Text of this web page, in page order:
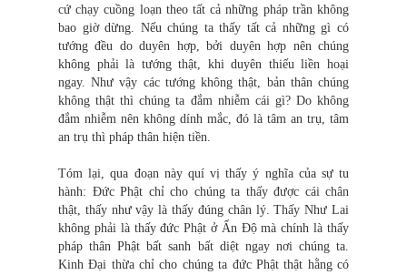
cứ chạy cuồng loạn theo tất cả những pháp trần không
bao giờ dừng. Nếu chúng ta thấy tất cả những gì có
tướng đều do duyên hợp, bởi duyên hợp nên chúng
không phải là tướng thật, khi duyên thiếu liền hoại
ngay. Như vậy các tướng không thật, bản thân chúng
không thật thì chúng ta đắm nhiễm cái gì? Do không
đắm nhiễm nên không dính mắc, đó là tâm an trụ, tâm
an trụ thì pháp thân hiện tiền.
Tóm lại, qua đoạn này quí vị thấy ý nghĩa của sự tu
hành: Đức Phật chỉ cho chúng ta thấy được cái chân
thật, thấy như vậy là thấy đúng chân lý. Thấy Như Lai
không phải là thấy đức Phật ở Ấn Độ mà chính là thấy
pháp thân Phật bất sanh bất diệt ngay nơi chúng ta.
Kinh Đại thừa chỉ cho chúng ta đức Phật thật hằng có